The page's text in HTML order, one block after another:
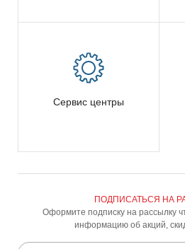
Сервис центры
ПОДПИСАТЬСЯ НА
Оформите подписку на рассылку
информацию об акций,